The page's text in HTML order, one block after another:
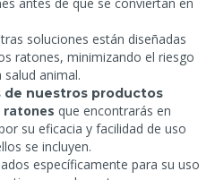
soluciones están diseñadas
ratones, minimizando el riesgo
animal.
de nuestros productos
ratones que encontrarás en
su eficacia y facilidad de uso
se incluyen.
específicamente para su uso